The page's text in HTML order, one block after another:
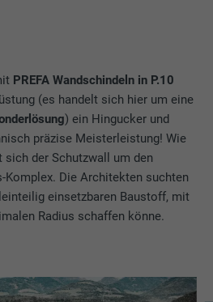
PREFA Wandschindeln in P.10
(es handelt sich hier um eine
) ein Hingucker und
präzise Meisterleistung! Wie
sich der Schutzwall um den
Komplex. Die Architekten suchten
einsetzbaren Baustoff, mit
Radius schaffen könne.